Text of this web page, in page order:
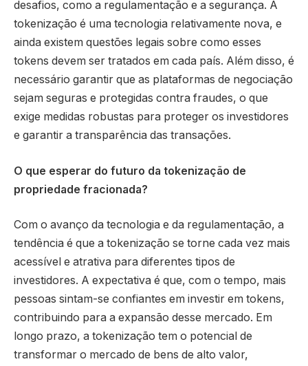
desafios, como a regulamentação e a segurança. A
tokenização é uma tecnologia relativamente nova, e
ainda existem questões legais sobre como esses
tokens devem ser tratados em cada país. Além disso, é
necessário garantir que as plataformas de negociação
sejam seguras e protegidas contra fraudes, o que
exige medidas robustas para proteger os investidores
e garantir a transparência das transações.
O que esperar do futuro da tokenização de
propriedade fracionada?
Com o avanço da tecnologia e da regulamentação, a
tendência é que a tokenização se torne cada vez mais
acessível e atrativa para diferentes tipos de
investidores. A expectativa é que, com o tempo, mais
pessoas sintam-se confiantes em investir em tokens,
contribuindo para a expansão desse mercado. Em
longo prazo, a tokenização tem o potencial de
transformar o mercado de bens de alto valor,